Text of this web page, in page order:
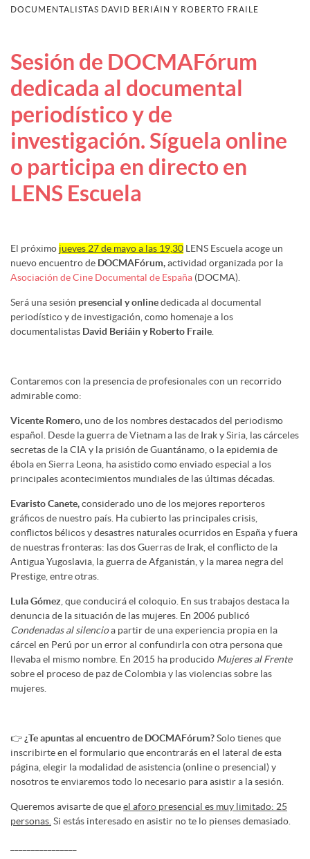
DOCUMENTALISTAS DAVID BERIÁIN Y ROBERTO FRAILE
Sesión de DOCMAFórum
dedicada al documental
periodístico y de
investigación. Síguela online
o participa en directo en
LENS Escuela
El próximo jueves 27 de mayo a las 19,30 LENS Escuela acoge un
nuevo encuentro de DOCMAFórum,actividad organizada por la
Asociación de Cine Documental de España (DOCMA).
Será una sesión presencial y onlinededicada al documental
periodístico y de investigación, como homenaje a los
documentalistas David Beriáin y Roberto Fraile
Contaremos con la presencia de profesionales con un recorrido
admirable como:
Vicente Romero,uno de los nombres destacados del periodismo
español. Desde la guerra de Vietnam a las de Irak y Siria, las cárceles
secretas de la CIA y la prisión de Guantánamo, o la epidemia de
ébola en Sierra Leona, ha asistido como enviado especial a los
principales acontecimientos mundiales de las últimas décadas.
Evaristo Canete,considerado uno de los mejores reporteros
gráficos de nuestro país. Ha cubierto las principales crisis,
conflictos bélicos y desastres naturales ocurridos en España y fuera
de nuestras fronteras: las dos Guerras de Irak, el conflicto de la
Antigua Yugoslavia, la guerra de Afganistán, y la marea negra del
Prestige, entre otras.
Lula Gómez , que conducirá el coloquio. En sus trabajos destaca la
denuncia de la situación de las mujeres. En 2006 publicó
Condenadas al silencioa partir de una experiencia propia en la
cárcel en Perú por un error al confundirla con otra persona que
llevaba el mismo nombre. En 2015 ha producido Mujeres al Frente
sobre el proceso de paz de Colombia y las violencias sobre las
mujeres.
👉 ¿Te apuntas al encuentro de DOCMAFórum?Solo tienes que
inscribirte en el formulario que encontrarás en el lateral de esta
página, elegir la modalidad de asistencia (online o presencial) y
nosotros te enviaremos todo lo necesario para asistir a la sesión.
Queremos avisarte de queel aforo presencial es muy limitado: 25
personas. Si estás interesado en asistir no te lo pienses demasiado.